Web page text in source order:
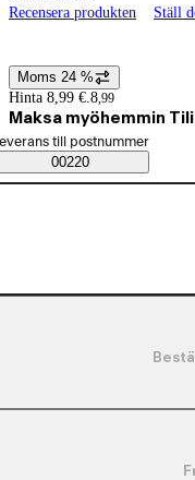
Recensera produkten Ställ
Prisinformation
Moms 24 %
Hinta 8,99 €. 8,99
Maksa myöhemmin
Saatavuustiedot
beställningssätt
till postnummer
00220